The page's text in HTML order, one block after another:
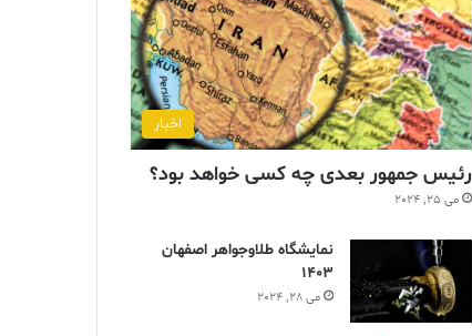
اخبار
رئیس جمهور بعدی چه کسی خواهد بود؟
می 25, 2024
نمایشگاه طلاوجواهر اصفهان
1403
می 28, 2024